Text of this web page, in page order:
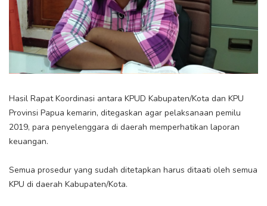
Hasil Rapat Koordinasi antara KPUD Kabupaten/Kota dan KPU
Provinsi Papua kemarin, ditegaskan agar pelaksanaan pemilu
2019, para penyelenggara di daerah memperhatikan laporan
keuangan.
Semua prosedur yang sudah ditetapkan harus ditaati oleh semua
KPU di daerah Kabupaten/Kota.